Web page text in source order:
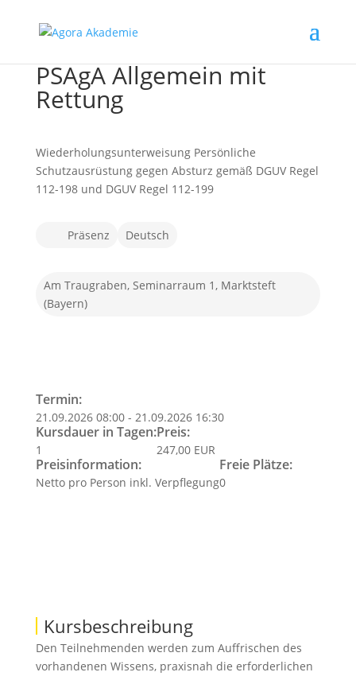
PSAgA Allgemein mit
Rettung
Wiederholungsunterweisung Persönliche
Schutzausrüstung gegen Absturz gemäß DGUV Regel
112-198 und DGUV Regel 112-199
Präsenz Deutsch
Am Traugraben, Seminarraum 1, Marktsteft
(Bayern)
Termin:
21.09.2026 08:00 - 21.09.2026 16:30
Kursdauer in Tagen:
1
Preis:
247,00 EUR
Preisinformation:
Netto pro Person inkl. Verpflegung
Freie Plätze:
0
Kursbeschreibung
Den Teilnehmenden werden zum Auffrischen des
vorhandenen Wissens, praxisnah die erforderlichen